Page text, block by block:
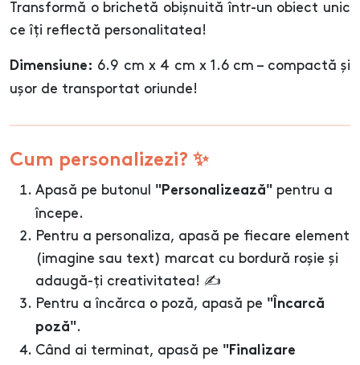
Transformă o brichetă obișnuită într-un obiect unic
ce îți reflectă personalitatea!
Dimensiune: 6.9 cm x 4 cm x 1.6 cm – compactă și
ușor de transportat oriunde!
Cum personalizezi? ✨
Apasă pe butonul "Personalizează" pentru a
începe.
Pentru a personaliza, apasă pe fiecare element
(imagine sau text) marcat cu bordură roșie și
adaugă-ți creativitatea! ✍️
Pentru a încărca o poză, apasă pe "Încarcă
poză".
Când ai terminat, apasă pe "Finalizare